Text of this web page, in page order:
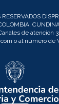
de atención
o al número de